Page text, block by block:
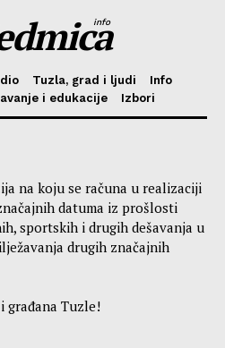
info
Tuzla, grad i ljudi
Info
i edukacije Izbori
na koju se računa u realizaciji
datuma iz prošlosti
sportskih i drugih dešavanja u
drugih značajnih
građana Tuzle!